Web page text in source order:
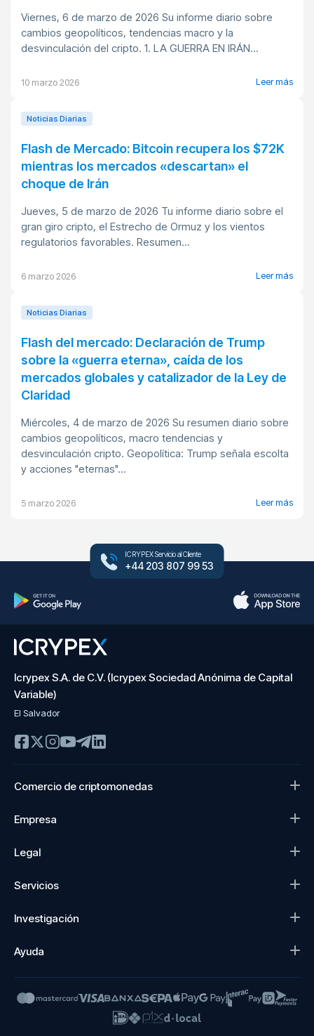
Viernes, 6 de marzo de 2026 Su informe diario sobre
cambios geopolíticos, tendencias macro y la
desvinculación del cripto. 1. LA GUERRA EN IRÁN...
10 marzo 2026 Leer más
Noticias Diarias
Flash de Mercado: Bitcoin recupera los $72K
mientras los mercados «descartan» el
choque de Irán
Jueves, 5 de marzo de 2026 Tu informe diario sobre el
gran giro cripto, el Estrecho de Ormuz y los vientos
regulatorios favorables. Resumen...
6 marzo 2026 Leer más
Noticias Diarias
Flash del mercado: Declaración de Trump
sobre la «guerra eterna», caída de los
mercados globales y catalizador de la Ley de
Claridad
Miércoles, 4 de marzo de 2026 Su resumen diario sobre
cambios geopolíticos, macro tendencias y
desvinculación cripto. Geopolítica: Trump señala escolta
y acciones "eternas"...
5 marzo 2026 Leer más
ICRYPEX Servicio al Cliente
+44 203 807 99 53
Icrypex S.A. de C.V. (Icrypex Sociedad Anónima de Capital
Variable)
El Salvador
Comercio de criptomonedas
Empresa
Legal
Servicios
Investigación
Ayuda